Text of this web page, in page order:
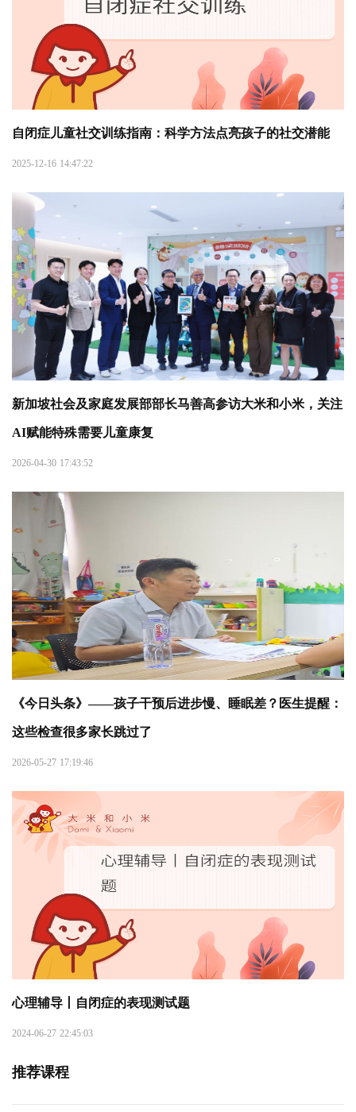
自闭症儿童社交训练指南：科学方法点亮孩子的社交潜能
2025-12-16 14:47:22
新加坡社会及家庭发展部部长马善高参访大米和小米，关注
AI赋能特殊需要儿童康复
2026-04-30 17:43:52
《今日头条》——孩子干预后进步慢、睡眠差？医生提醒：
这些检查很多家长跳过了
2026-05-27 17:19:46
心理辅导丨自闭症的表现测试题
2024-06-27 22:45:03
推荐课程